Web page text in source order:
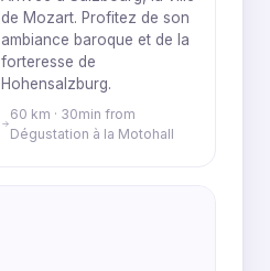
de Mozart. Profitez de son
ambiance baroque et de la
forteresse de
Hohensalzburg.
60 km · 30min from
Dégustation à la Motohall